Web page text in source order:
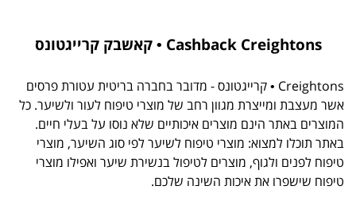
Cashback Creightons • קאשבק קרייגטונס
Creightons • קרייגטונס - מדובר בחברה בריטית עטורת פרסים
אשר מעצבת ומייצרת מגוון רחב של מוצרי טיפוח לעור ולשיער. כל
המוצרים באתר הינם מוצרים איכותיים שלא נוסו על בעלי חיים.
באתר תוכלו למצוא: מוצרי טיפוח לשיער לפי סוג השיער, מוצרי
טיפוח לפנים ולגוף, מוצרים לטיפול בנשירת שיער ואפילו מוצרי
טיפוח שישפרו את איכות השינה שלכם.